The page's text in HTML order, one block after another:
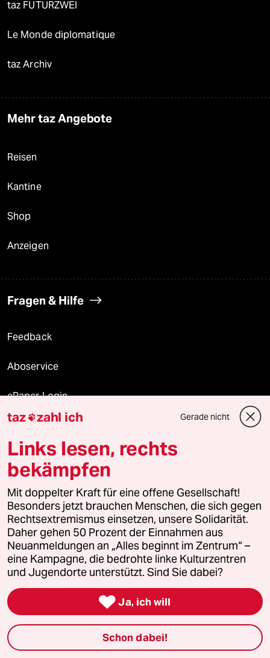
taz FUTURZWEI
Le Monde diplomatique
taz Archiv
Mehr taz Angebote
Reisen
Kantine
Shop
Anzeigen
Fragen & Hilfe
Feedback
Aboservice
ePaper Login
Downloads für Abonnierende
© 2026 taz Verlags und Vertriebs GmbH
Alle Rechte vorbehalten. Bei rechtlichen Fragen oder für Genehmigungen
wenden Sie sich bitte an
lizenzen@taz.de
Feedback Redaktionsstatut Kommune-Richtlinien
Leitlinie Informant Datenschutz Impressum AGB
Seitenwende Einwilligungen widerrufen (Ads)
taz zahl ich Gerade nicht
Links lesen, rechts
bekämpfen
Mit doppelter Kraft für eine offene Gesellschaft!
Besonders jetzt brauchen Menschen, die sich gegen
Rechtsextremismus einsetzen, unsere Solidarität.
Daher gehen 50 Prozent der Einnahmen aus
Neuanmeldungen an „Alles beginnt im Zentrum“ –
eine Kampagne, die bedrohte linke Kulturzentren
und Jugendorte unterstützt. Sind Sie dabei?
 Ja, ich will
Schon dabei!